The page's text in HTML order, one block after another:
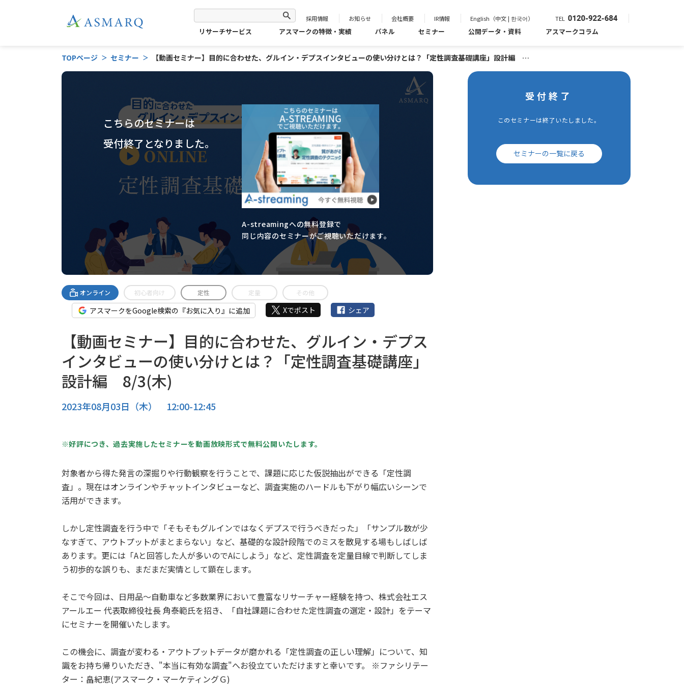
採用情報 お知らせ 会社概要 IR情報 English（中文 | 한국어） TEL
リサーチサービス アスマークの特徴・実績 パネル セミナー 公開データ・資料 アスマークコラム
TOPページ セミナー
【動画セミナー】目的に合わせた、グルイン・デプスインタビューの使い分けとは？「定性調査基礎講座」設計編
8/3(木)
こちらのセミナーは
受付終了となりました。
A-streamingへの無料登録で
同じ内容のセミナーがご視聴いただけます。
オンライン 初心者向け 定性 定量 その他
アスマークをGoogle検索の『お気に入り』に追加 Xでポスト シェア
【動画セミナー】目的に合わせた、グルイン・デプス
インタビューの使い分けとは？「定性調査基礎講座」
設計編 8/3(木)
2023年08月03日（木） 12:00-12:45
※好評につき、過去実施したセミナーを動画放映形式で無料公開いたします。
対象者から得た発言の深掘りや行動観察を行うことで、課題に応じた仮説抽出ができる「定性調
査」。現在はオンラインやチャットインタビューなど、調査実施のハードルも下がり幅広いシーンで
活用ができます。
しかし定性調査を行う中で「そもそもグルインではなくデプスで行うべきだった」「サンプル数が少
なすぎて、アウトプットがまとまらない」など、基礎的な設計段階でのミスを散見する場もしばしば
あります。更には「Aと回答した人が多いのでAにしよう」など、定性調査を定量目線で判断してしま
う初歩的な誤りも、まだまだ実情として顕在します。
そこで今回は、日用品～自動車など多数業界において豊富なリサーチャー経験を持つ、株式会社エス
アールエー 代表取締役社長 角泰範氏を招き、「自社課題に合わせた定性調査の選定・設計」をテーマ
にセミナーを開催いたします。
この機会に、調査が変わる・アウトプットデータが磨かれる「定性調査の正しい理解」について、知
識をお持ち帰りいただき、"本当に有効な調査"へお役立ていただけますと幸いです。 ※ファシリテー
ター：畠紀恵(アスマーク・マーケティングＧ)
受付終了
このセミナーは終了いたしました。
セミナーの一覧に戻る